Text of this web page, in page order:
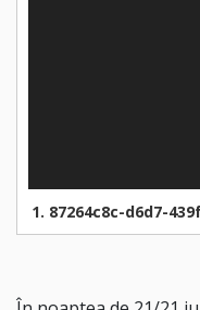
1. 87264c8c-d6d7-